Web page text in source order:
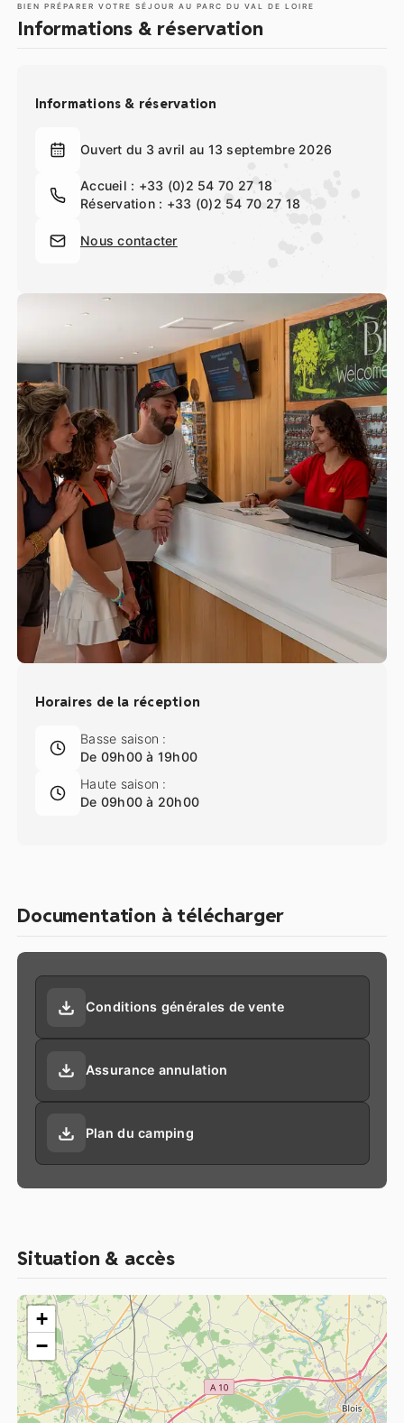
BIEN PRÉPARER VOTRE SÉJOUR AU PARC DU VAL DE LOIRE
Informations & réservation
Informations & réservation
Ouvert du 3 avril au 13 septembre 2026
Accueil : +33 (0)2 54 70 27 18
Réservation : +33 (0)2 54 70 27 18
Nous contacter
Horaires de la réception
Basse saison :
De 09h00 à 19h00
Haute saison :
De 09h00 à 20h00
Documentation à télécharger
Conditions générales de vente
Assurance annulation
Plan du camping
Situation & accès
+
−